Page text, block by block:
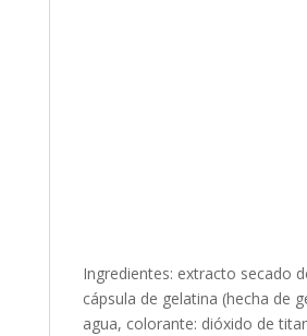
Ingredientes: extracto secado
cápsula de gelatina (hecha de
agua, colorante: dióxido de